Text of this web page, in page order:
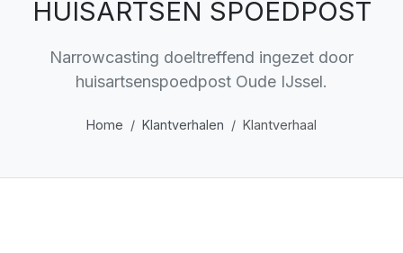
HUISARTSEN SPOEDPOST
Narrowcasting doeltreffend ingezet door
huisartsenspoedpost Oude IJssel.
Home Klantverhalen Klantverhaal